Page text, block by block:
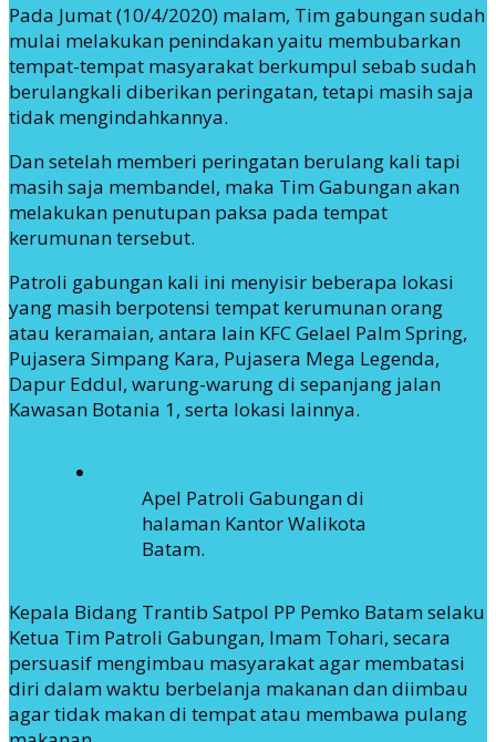
Pada Jumat (10/4/2020) malam, Tim gabungan sudah
mulai melakukan penindakan yaitu membubarkan
tempat-tempat masyarakat berkumpul sebab sudah
berulangkali diberikan peringatan, tetapi masih saja
tidak mengindahkannya.
Dan setelah memberi peringatan berulang kali tapi
masih saja membandel, maka Tim Gabungan akan
melakukan penutupan paksa pada tempat
kerumunan tersebut.
Patroli gabungan kali ini menyisir beberapa lokasi
yang masih berpotensi tempat kerumunan orang
atau keramaian, antara lain KFC Gelael Palm Spring,
Pujasera Simpang Kara, Pujasera Mega Legenda,
Dapur Eddul, warung-warung di sepanjang jalan
Kawasan Botania 1, serta lokasi lainnya.
Apel Patroli Gabungan di
halaman Kantor Walikota
Batam.
Kepala Bidang Trantib Satpol PP Pemko Batam selaku
Ketua Tim Patroli Gabungan, Imam Tohari, secara
persuasif mengimbau masyarakat agar membatasi
diri dalam waktu berbelanja makanan dan diimbau
agar tidak makan di tempat atau membawa pulang